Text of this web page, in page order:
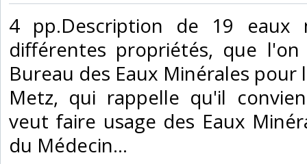
‎4 pp.Description de 19 eaux
différentes propriétés, que
Bureau des Eaux Minérales pour
Metz, qui rappelle qu'il
veut faire usage des Eaux
du Médecin… ‎